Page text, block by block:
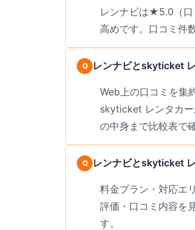
レンナビは★5.0（
高めです。口コミ件
レンナビとskyticket
Web上の口コミを集
skyticket レンタカー
の中身まで比較表で
レンナビとskyticket
料金プラン・対応エ
評価・口コミ内容を
す。